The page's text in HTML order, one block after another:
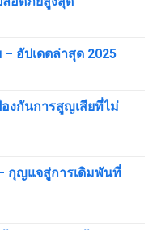
– อัปเดตล่าสุด 2025
งกันการสูญเสียที่ไม่
กุญแจสู่การเดิมพันที่